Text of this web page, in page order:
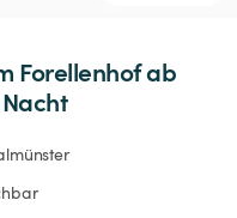
Forellenhof ab